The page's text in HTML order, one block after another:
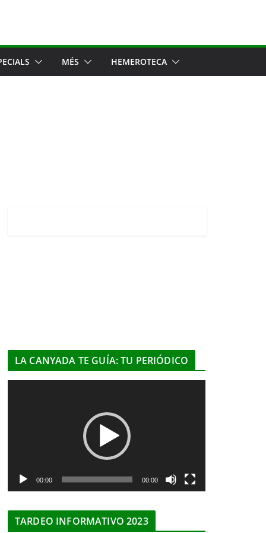
MÉS HEMEROTECA
LA CANYADA TE GUÍA: TU PERIÓDICO
c
00:00 00:00
TARDEO INFORMATIVO 2023